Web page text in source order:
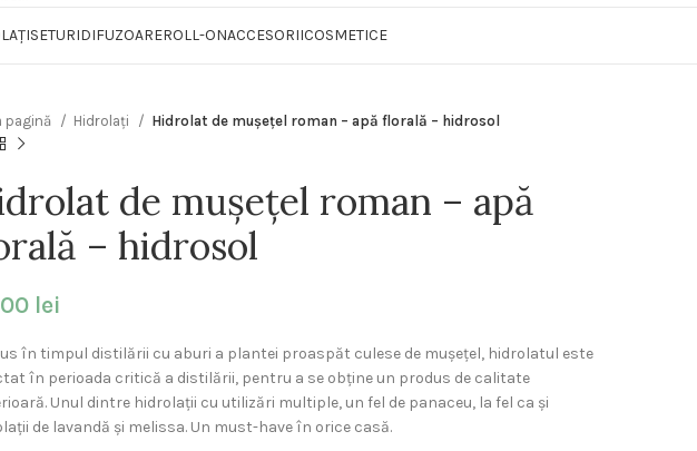
SETURIDIFUZOAREROLL-ONACCESORIICOSMETICE
pagină Hidrolați Hidrolat de mușețel roman – apă florală – hidrosol
de mușețel roman – apă
– hidrosol
lei
în timpul distilării cu aburi a plantei proaspăt culese de mușețel, hidrolatul este
în perioada critică a distilării, pentru a se obține un produs de calitate
Unul dintre hidrolații cu utilizări multiple, un fel de panaceu, la fel ca și
de lavandă și melissa. Un must-have în orice casă.